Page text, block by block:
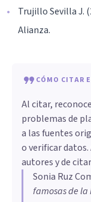
Trujillo Sevilla J.
Alianza.
CÓMO CITAR
Al citar,
problemas de
a las fuentes
o verificar
autores y de
Sonia Ruz
famosas de la